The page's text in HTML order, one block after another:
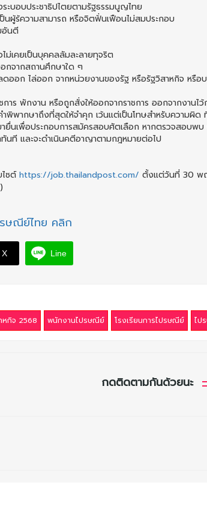
ะบอบประชาธิปไตยตามรัฐธรรมนูญไทย
นผู้ร้ความสามารถ หรือจิตฟั่นเฟือนไม่สมประกอบ
อันตี
ม่เคยเป็นบุคคลลัมละลายทุจริต
กจากสถานศึกษาใด ๆ
ดออก ไล่ออก จากหน่วยงานของรัฐ หรือรัฐวิสาหกิจ หรื
การ พักงาน หรือถูกสั่งให้ออกจากราชการ ออกจากงานไ
ำพิพากษาถึงที่สุดให้จำคุก เว้นแต่เป็นโทษสำหรับความผิด
ยื่นเพื่อประกอบการสมัครสอบศัตเลือก หากตรวจสอบ
นที และจะดำเนินคตีอาญาตามกฎหมายต่อไป
ไซต์https://job.thailandpost.com/ ตั้งแต่วันที่ 30 พ
ษณีย์ไทย คลิก
X Line
หกิจ 2568 พนักงานไปรษณีย์ โรงเรียนการไปรษณีย์ ไป
กดติดตามกันด้วยนะ